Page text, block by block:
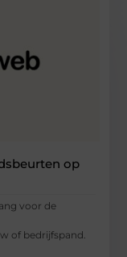
op
voor de
of bedrijfspand.